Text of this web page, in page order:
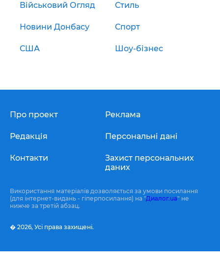
Військовий Огляд Стиль
Новини Донбасу Спорт
США Шоу-бізнес
Про проект
Редакція
Контакти
Реклама
Персональні дані
Захист персональних
даних
Використання матеріалів дозволяється за умови посилання
(для інтернет-видань - гіперпосилання) на "Диалог.ua" не
нижче за третій абзац.
� 2026, Усі права захищені.